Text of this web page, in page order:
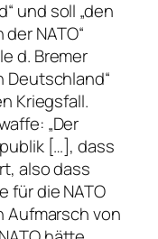
und soll „den
NATO“
d. Bremer
Deutschland“
Kriegsfall.
„Der
[…], dass
also dass
für die NATO
Aufmarsch von